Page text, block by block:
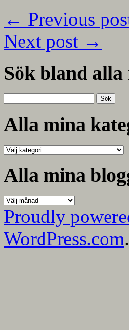
← Previous
Next post →
Sök bland
efter:
Alla mina
Alla
kategorier
Alla mina
Alla
mina
bloggmånader
Proudly
WordPress.com.